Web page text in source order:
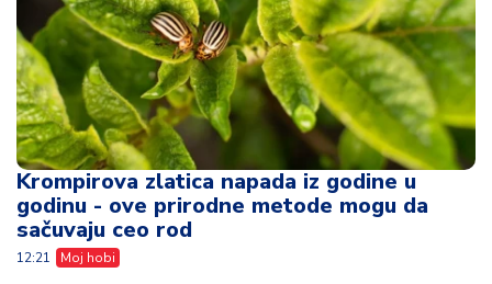
Krompirova zlatica napada iz godine u
godinu - ove prirodne metode mogu da
sačuvaju ceo rod
12:21 Moj hobi